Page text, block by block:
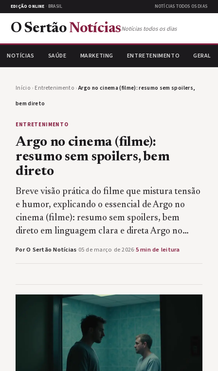
EDIÇÃO ONLINE · BRASIL NOTÍCIAS TODOS OS DIAS
O Sertão NotíciasNotícias todos os dias
NOTÍCIAS SAÚDE MARKETING ENTRETENIMENTO GERAL
Início › Entretenimento ›Argo no cinema (filme): resumo sem spoilers,
bem direto
ENTRETENIMENTO
Argo no cinema (filme):
resumo sem spoilers, bem
direto
Breve visão prática do filme que mistura tensão
e humor, explicando o essencial de Argo no
cinema (filme): resumo sem spoilers, bem
direto em linguagem clara e direta Argo no…
Por O Sertão Notícias·05 de março de 2026·5 min de leitura